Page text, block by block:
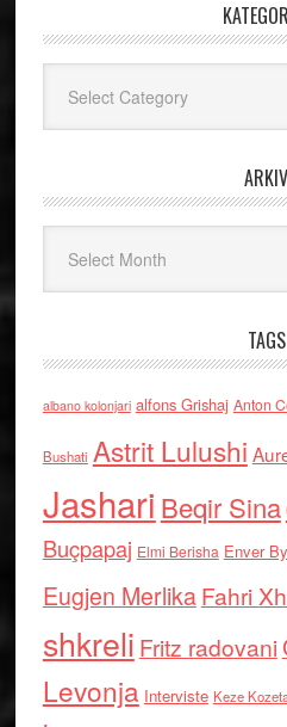
ARKIV
TAGS
albano kolonjari alfons Grishaj Anton
Bushati Astrit Lulushi
Jashari Beqir Sina
Buçpapaj Elmi Berisha Enver
Eugjen MerlikaFahri
shkreli Fritz radovani
Levonja Interviste Keze